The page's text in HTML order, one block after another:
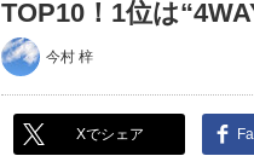
TOP10！1位は
今村 梓
Xでシェア